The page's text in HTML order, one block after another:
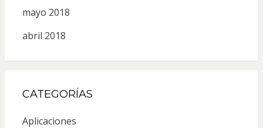
mayo 2018
abril 2018
CATEGORÍAS
Aplicaciones